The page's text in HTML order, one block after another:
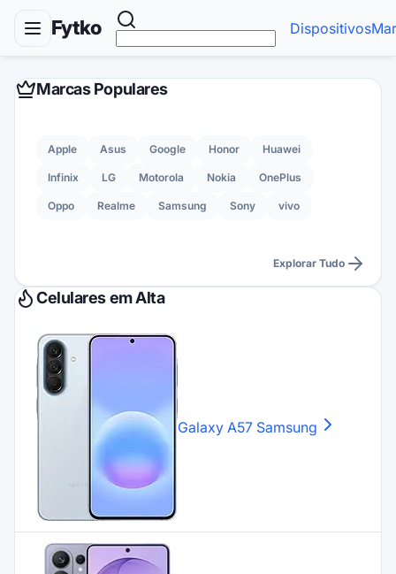
Fytko Dispositivos
Marcas Populares
Apple Asus Google Honor Huawei
Infinix LG Motorola Nokia OnePlus
Oppo Realme Samsung Sony vivo
Explorar Tudo
Celulares em Alta
Galaxy A57 Samsung